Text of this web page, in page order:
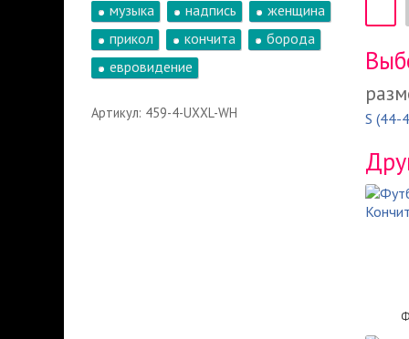
музыка надпись
женщина
прикол
кончита
борода
евровидение
Артикул: 459-4-UXXL-WH S (44-